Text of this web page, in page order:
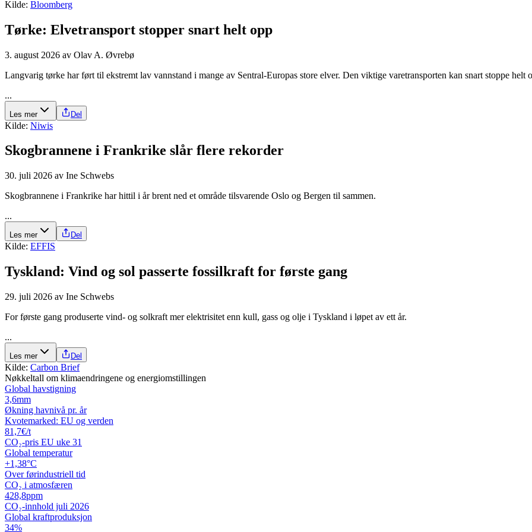
Kilde: Bloomberg
Tørke: Elve­transport stopper snart helt opp
3. august 2026 av Olav A. Øvrebø
Langvarig tørke har ført til ekstremt lav vannstand i mange av Sentral-Europas store elver. Den viktige varetransporten kan snart stoppe helt
...
Les mer Del
Kilde: Niwis
Skogbrannene i Frankrike slår flere rekorder
30. juli 2026 av Ine Schwebs
Skogbrannene i Frankrike har hittil i år brent ned et område tilsvarende Oslo og Bergen til sammen.
...
Les mer Del
Kilde: EFFIS
Tyskland: Vind og sol passerte fossilkraft for første gang
29. juli 2026 av Ine Schwebs
For første gang produserte vind- og solkraft mer elektrisitet enn kull, gass og olje i Tyskland i løpet av ett år.
...
Les mer Del
Kilde: Carbon Brief
Nøkkeltall om klimaendringene og energiomstillingen
Global havstigning
3,6mm
Økning havnivå pr. år
Kvotemarked: EU og verden
81,7€/t
CO₂-pris EU uke 31
Global temperatur
+1,38°C
Over førindustriell tid
CO₂ i atmosfæren
428,8ppm
CO₂-innhold juli 2026
Global kraftproduksjon
34%